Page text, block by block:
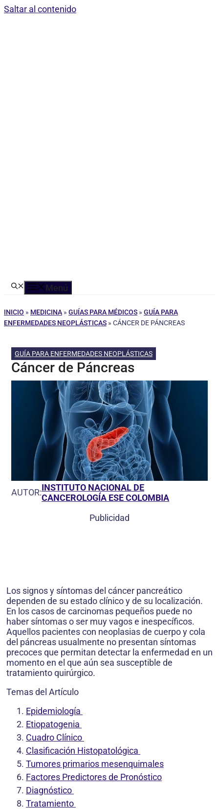
Saltar al contenido
Menú
INICIO » MEDICINA » GUÍAS PARA MÉDICOS » GUÍA PARA
ENFERMEDADES NEOPLÁSTICAS » CÁNCER DE PÁNCREAS
GUÍA PARA ENFERMEDADES NEOPLÁSTICAS
Cáncer de Páncreas
AUTOR:INSTITUTO NACIONAL DE
CANCEROLOGÍA ESE COLOMBIA
Publicidad
Los signos y síntomas del cáncer pancreático
dependen de su estado clínico y de su localización.
En los casos de carcinomas pequeños puede no
haber síntomas o ser muy vagos e inespecíficos.
Aquellos pacientes con neoplasias de cuerpo y cola
del páncreas usualmente no presentan síntomas
precoces que permitan detectar la enfermedad en un
momento en el que aún sea susceptible de
tratamiento quirúrgico.
Temas del Artículo
Epidemiología
Etiopatogenia
Cuadro Clínico
Clasificación Histopatológica
Tumores primarios mesenquimales
Factores Predictores de Pronóstico
Diagnóstico
Tratamiento